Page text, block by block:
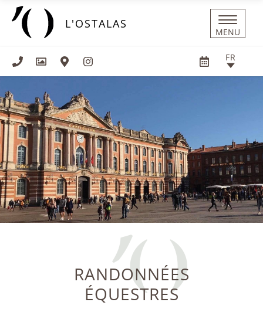
L'OSTALAS
MENU
FR
RANDONNÉES
ÉQUESTRES
Panneau de gestion des cookies